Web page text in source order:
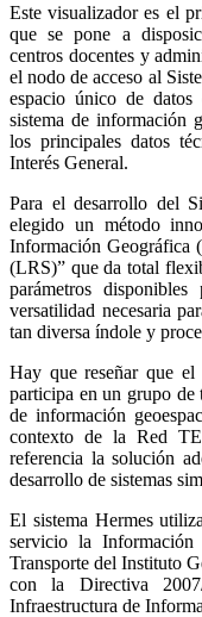
Este visualizador es el
que se pone a
centros docentes y
el nodo de acceso al
espacio único de datos
sistema de información
los principales datos
Interés General.
Para el desarrollo del
elegido un método
Información Geográfica
(LRS)” que da total
parámetros
versatilidad necesaria
tan diversa índole y
Hay que reseñar que
participa en un grupo de
de información
contexto de la Red
referencia la solución
desarrollo de sistemas
El sistema Hermes
servicio la
Transporte del Instituto
con la Directiva
Infraestructura de